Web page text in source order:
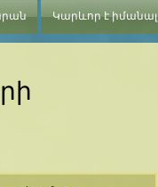
Կարևոր է իմանալ